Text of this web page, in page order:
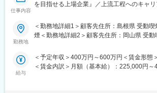
開発のどの分野においてもOJTが可能とな
講料は終了時に全額会社負担となり、報奨
実。
有給消化率86％（全国平均65％）＋残業月
仕事内容
を目指せる上場企業』／上流工程へのキャ
■担当業務：自動車、家電製品、通信機器、
ラ、洗濯機、冷蔵庫など）、通信、OA機器
PC、プリンター、FAXなど）、航空機、各
勤務地
＜勤務地詳細1＞顧客先住所：島根県 受動
煙＜勤務地詳細2＞顧客先住所：岡山県 受動
面禁煙
給与
＜予定年収＞400万円～600万円＜賃金形態
＜賃金内訳＞月額（基本給）：225,000円～